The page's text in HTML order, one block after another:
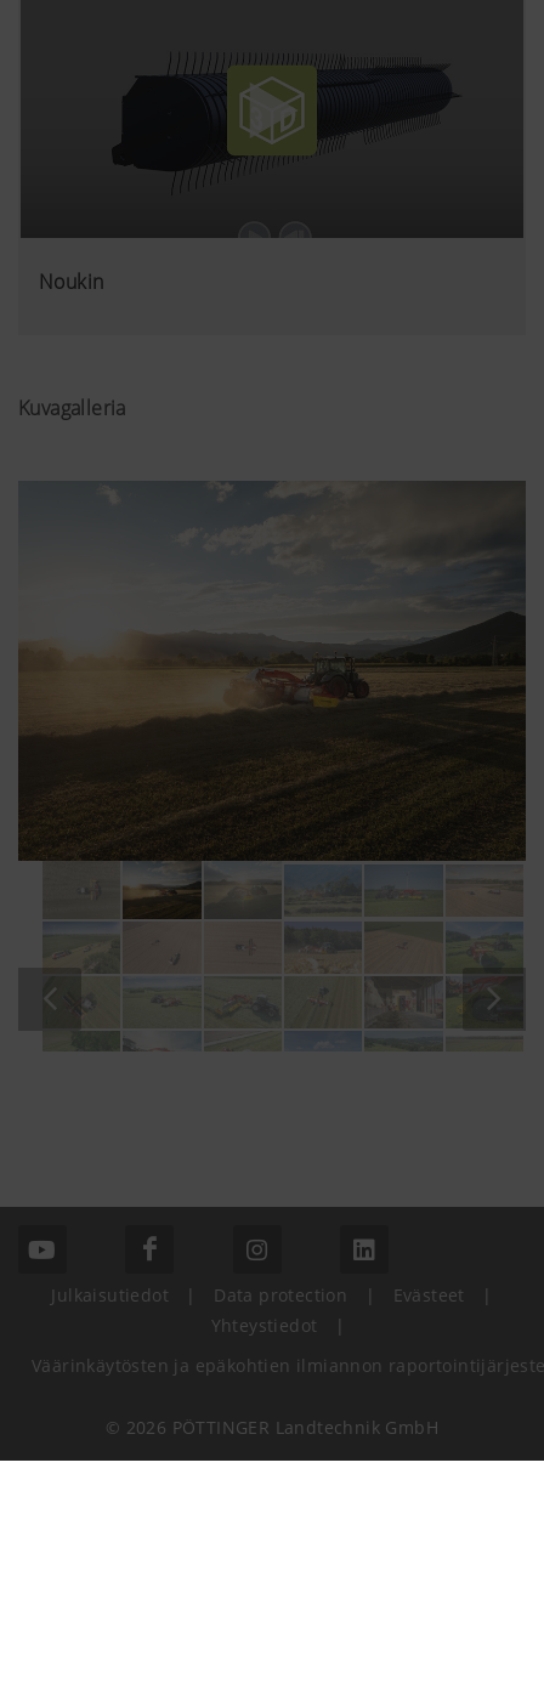
Noukin
Kuvagalleria
Julkaisutiedot | Data protection | Evästeet
|
Yhteystiedot
|
Väärinkäytösten ja epäkohtien ilmiannon
© 2026 PÖTTINGER Landtechnik GmbH